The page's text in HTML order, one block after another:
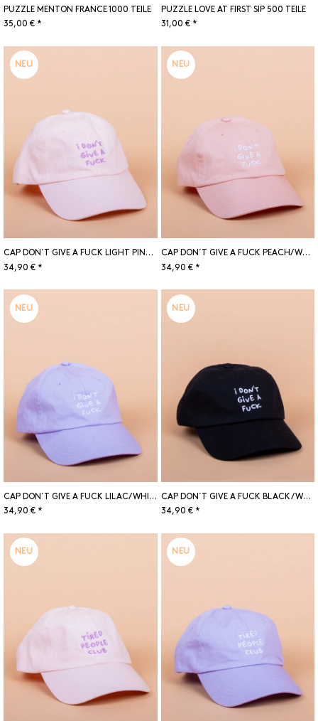
PUZZLE MENTON FRANCE 1000 TEILE
35,00 € *
PUZZLE LOVE AT FIRST SIP 500 TEILE
31,00 € *
NEU
CAP DON´T GIVE A FUCK LIGHT PINK/LILAC
34,90 € *
NEU
CAP DON´T GIVE A FUCK PEACH/WHITE
34,90 € *
NEU
CAP DON´T GIVE A FUCK LILAC/WHITE
34,90 € *
NEU
CAP DON´T GIVE A FUCK BLACK/WHITE
34,90 € *
NEU NEU